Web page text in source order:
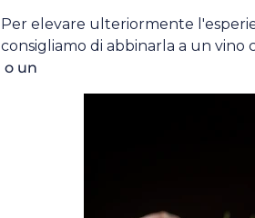
Per elevare ulteriormente
consigliamo di abbinarla a un vino
o un